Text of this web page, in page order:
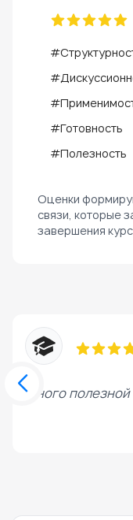
#Готовность
#Полезность
Оценки
связи, которые
завершения
Много